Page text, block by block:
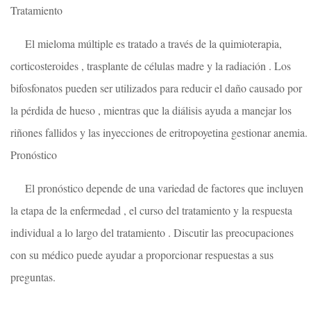
Tratamiento
El mieloma múltiple es tratado a través de la quimioterapia,
corticosteroides , trasplante de células madre y la radiación . Los
bifosfonatos pueden ser utilizados para reducir el daño causado por
la pérdida de hueso , mientras que la diálisis ayuda a manejar los
riñones fallidos y las inyecciones de eritropoyetina gestionar anemia.
Pronóstico
El pronóstico depende de una variedad de factores que incluyen
la etapa de la enfermedad , el curso del tratamiento y la respuesta
individual a lo largo del tratamiento . Discutir las preocupaciones
con su médico puede ayudar a proporcionar respuestas a sus
preguntas.